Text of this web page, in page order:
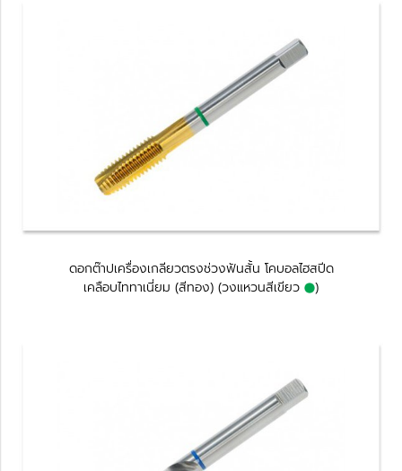
ดอกต๊าปเครื่องเกลียวตรงช่วงฟันสั้น โคบอลไฮสปีด
เคลือบไททาเนี่ยม (สีทอง) (วงแหวนสีเขียว
)